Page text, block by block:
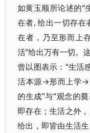
如黄玉顺所论述的“
在者, 给出一切存在
在者，乃至形而上
活”给出万有一切。
曾以图表示：“生活
活本源→形而上学→
的生成”与“观念的
即存在；生活之外
给出，即皆由生活